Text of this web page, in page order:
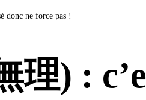
donc ne force pas !
) :